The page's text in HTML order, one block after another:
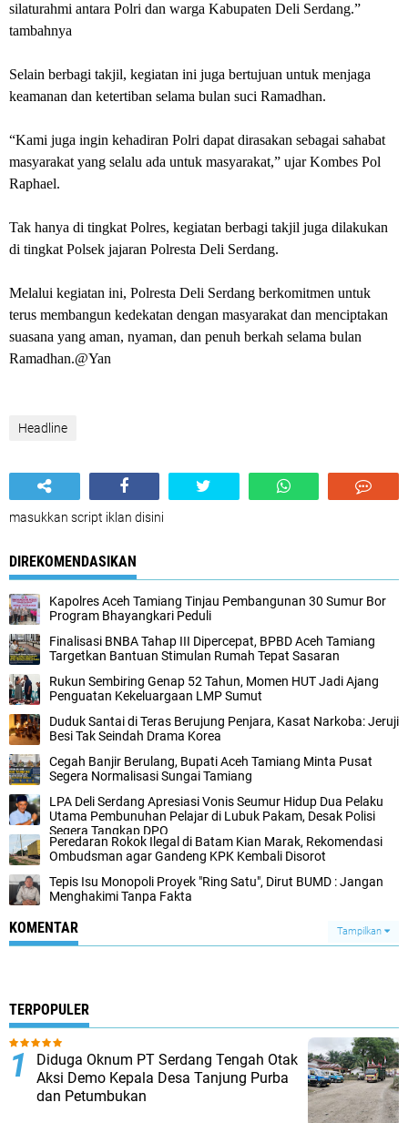
silaturahmi antara Polri dan warga Kabupaten Deli Serdang.”
tambahnya
Selain berbagi takjil, kegiatan ini juga bertujuan untuk menjaga
keamanan dan ketertiban selama bulan suci Ramadhan.
“Kami juga ingin kehadiran Polri dapat dirasakan sebagai sahabat
masyarakat yang selalu ada untuk masyarakat,” ujar Kombes Pol
Raphael.
Tak hanya di tingkat Polres, kegiatan berbagi takjil juga dilakukan
di tingkat Polsek jajaran Polresta Deli Serdang.
Melalui kegiatan ini, Polresta Deli Serdang berkomitmen untuk
terus membangun kedekatan dengan masyarakat dan menciptakan
suasana yang aman, nyaman, dan penuh berkah selama bulan
Ramadhan.@Yan
Headline
masukkan script iklan disini
DIREKOMENDASIKAN
Kapolres Aceh Tamiang Tinjau Pembangunan 30 Sumur Bor
Program Bhayangkari Peduli
Finalisasi BNBA Tahap III Dipercepat, BPBD Aceh Tamiang
Targetkan Bantuan Stimulan Rumah Tepat Sasaran
Rukun Sembiring Genap 52 Tahun, Momen HUT Jadi Ajang
Penguatan Kekeluargaan LMP Sumut
Duduk Santai di Teras Berujung Penjara, Kasat Narkoba: Jeruji
Besi Tak Seindah Drama Korea
Cegah Banjir Berulang, Bupati Aceh Tamiang Minta Pusat
Segera Normalisasi Sungai Tamiang
LPA Deli Serdang Apresiasi Vonis Seumur Hidup Dua Pelaku
Utama Pembunuhan Pelajar di Lubuk Pakam, Desak Polisi
Segera Tangkap DPO
Peredaran Rokok Ilegal di Batam Kian Marak, Rekomendasi
Ombudsman agar Gandeng KPK Kembali Disorot
Tepis Isu Monopoli Proyek "Ring Satu", Dirut BUMD : Jangan
Menghakimi Tanpa Fakta
KOMENTAR Tampilkan
TERPOPULER
Diduga Oknum PT Serdang Tengah Otak
Aksi Demo Kepala Desa Tanjung Purba
dan Petumbukan